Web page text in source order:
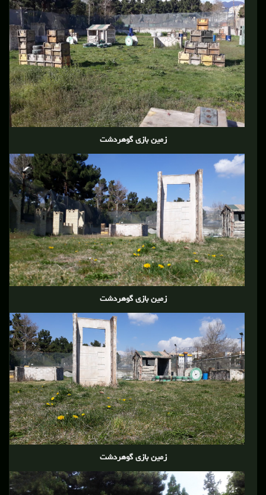
زمین بازی گوهردشت
زمین بازی گوهردشت
زمین بازی گوهردشت